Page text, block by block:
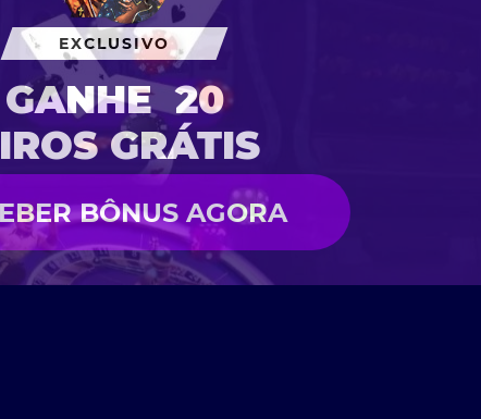
EXCLUSIVO
GANHE 20
GRÁTIS
BÔNUS AGORA